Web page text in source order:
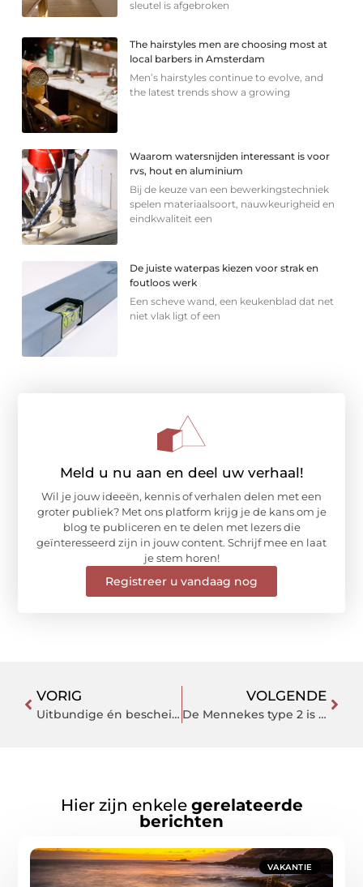
sleutel is afgebroken
The hairstyles men are choosing most at
local barbers in Amsterdam
Men’s hairstyles continue to evolve, and
the latest trends show a growing
Waarom watersnijden interessant is voor
rvs, hout en aluminium
Bij de keuze van een bewerkingstechniek
spelen materiaalsoort, nauwkeurigheid en
eindkwaliteit een
De juiste waterpas kiezen voor strak en
foutloos werk
Een scheve wand, een keukenblad dat net
niet vlak ligt of een
Meld u nu aan en deel uw verhaal!
Wil je jouw ideeën, kennis of verhalen delen met een
groter publiek? Met ons platform krijg je de kans om je
blog te publiceren en te delen met lezers die
geïnteresseerd zijn in jouw content. Schrijf mee en laat
je stem horen!
Registreer u vandaag nog
VORIG
Uitbundige én bescheiden lampen: Deens.nl staat er vol mee
VOLGENDE
De Mennekes type 2 is een goede thuislader
Hier zijn enkele gerelateerde
berichten
VAKANTIE